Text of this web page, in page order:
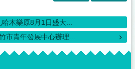
木樂原8月1日盛大...
市青年發展中心辦理...